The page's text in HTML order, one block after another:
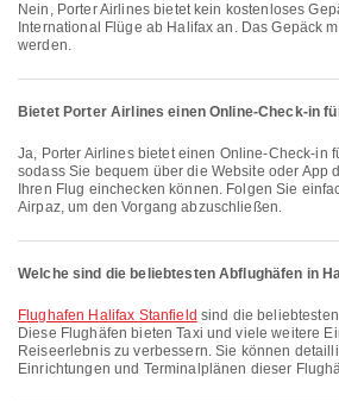
Nein, Porter Airlines bietet kein kostenloses Gepäck für Inland &
International Flüge ab Halifax an. Das Gepäck
werden.
Bietet Porter Airlines einen Online-Check-in
Ja, Porter Airlines bietet einen Online-Check-in für Flüge von Halifax an,
sodass Sie bequem über die Website oder App
Ihren Flug einchecken können. Folgen Sie
Airpaz, um den Vorgang abzuschließen.
Welche sind die beliebtesten Abflughäfen in
Flughafen Halifax Stanfield sind die
Diese Flughäfen bieten Taxi und viele weitere
Reiseerlebnis zu verbessern. Sie können
Einrichtungen und Terminalplänen dieser